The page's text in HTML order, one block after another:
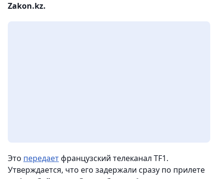
Zakon.kz.
Это передаетфранцузский телеканал TF1.
Утверждается, что его задержали сразу по прилете